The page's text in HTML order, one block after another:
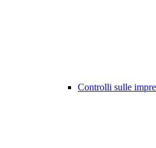
Controlli sulle